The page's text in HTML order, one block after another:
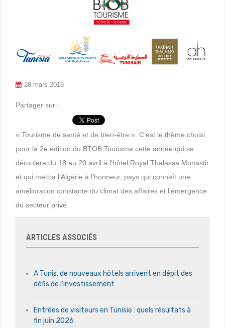
28 mars 2018
Partager sur :
« Tourisme de santé et de bien-être ». C’est le thème choisi
pour la 2e édition du BTOB Tourisme cette année qui se
déroulera du 18 au 20 avril à l’hôtel Royal Thalassa Monastir
et qui mettra l’Algérie à l’honneur, pays qui connaît une
amélioration constante du climat des affaires et l’émergence
du secteur privé.
ARTICLES ASSOCIÉS
A Tunis, de nouveaux hôtels arrivent en dépit des
défis de l’investissement
Entrées de visiteurs en Tunisie : quels résultats à
fin juin 2026